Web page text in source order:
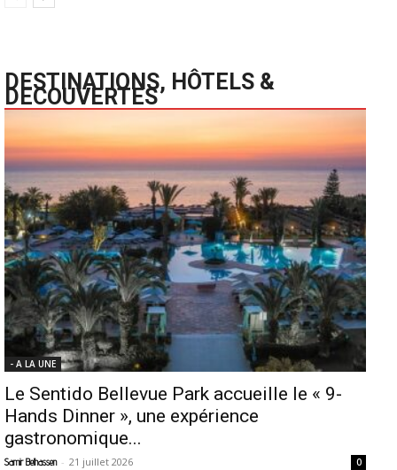
DESTINATIONS, HÔTELS &
DECOUVERTES
- A LA UNE
Le Sentido Bellevue Park accueille le « 9-
Hands Dinner », une expérience
gastronomique...
Samir Belhassen - 21 juillet 2026 0